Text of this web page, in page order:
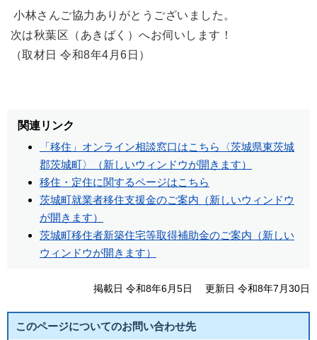
小林さんご協力ありがとうございました。
次は秋葉区（あきばく）へお伺いします！
（取材日 令和8年4月6日）
関連リンク
「移住」オンライン相談窓口はこちら〈茨城県東茨城
郡茨城町〉（新しいウィンドウが開きます）
移住・定住に関するページはこちら
茨城町就業者移住支援金のご案内（新しいウィンドウ
が開きます）
茨城町移住者新築住宅等取得補助金のご案内（新しい
ウィンドウが開きます）
掲載日 令和8年6月5日 更新日 令和8年7月30日
このページについてのお問い合わせ先